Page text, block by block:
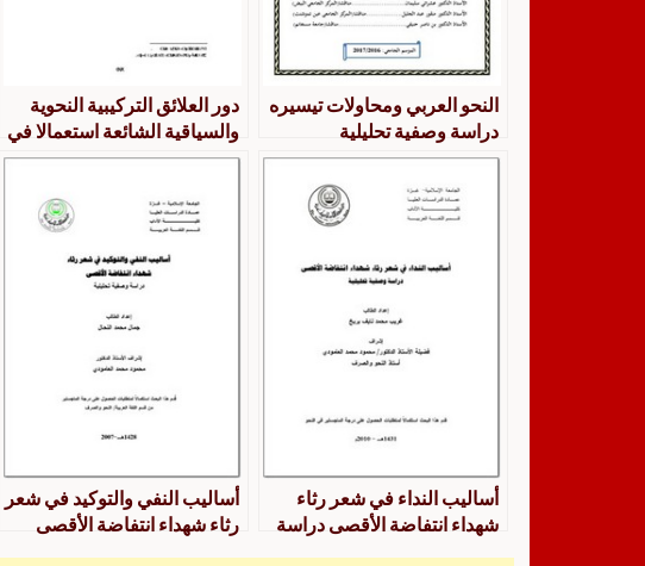
النحو العربي ومحاولات تيسيره
دراسة وصفية تحليلية
دور العلائق التركيبية النحوية
والسياقية الشائعة استعمالا في
تيسير قواعد النحو العربي
أساليب النداء في شعر رثاء
شهداء انتفاضة الأقصى دراسة
أساليب النفي والتوكيد في شعر
رثاء شهداء انتفاضة الأقصى